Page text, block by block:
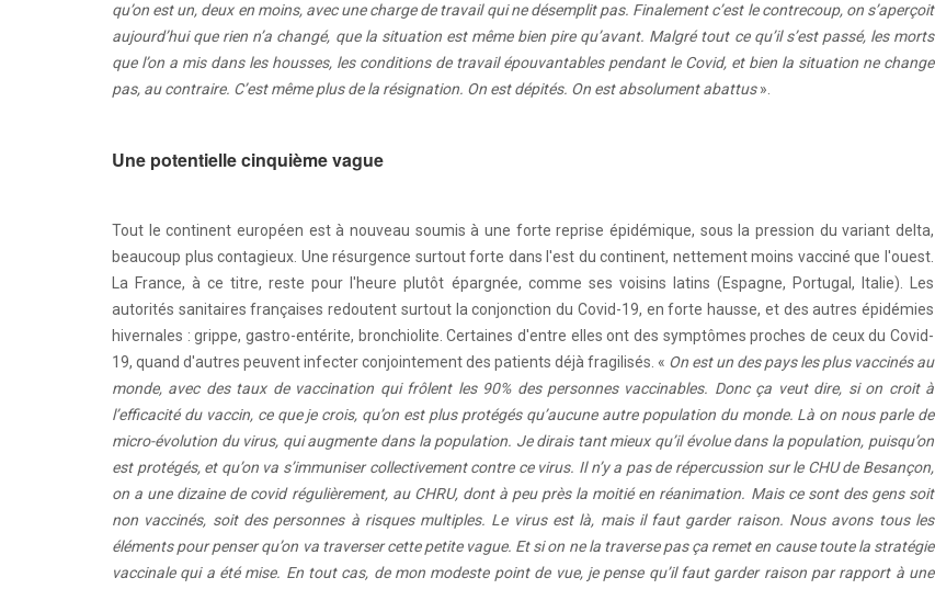
qu’on est un, deux en moins, avec une charge de travail qui ne désemplit pas. Finalement c’est le contrecoup, on s’aperçoit
aujourd’hui que rien n’a changé, que la situation est même bien pire qu’avant. Malgré tout ce qu’il s’est passé, les morts
que l’on a mis dans les housses, les conditions de travail épouvantables pendant le Covid, et bien la situation ne change
pas, au contraire. C’est même plus de la résignation. On est dépités. On est absolument abattus».
Une potentielle cinquième vague
Tout le continent européen est à nouveau soumis à une forte reprise épidémique, sous la pression du variant delta,
beaucoup plus contagieux. Une résurgence surtout forte dans l'est du continent, nettement moins vacciné que l'ouest.
La France, à ce titre, reste pour l'heure plutôt épargnée, comme ses voisins latins (Espagne, Portugal, Italie). Les
autorités sanitaires françaises redoutent surtout la conjonction du Covid-19, en forte hausse, et des autres épidémies
hivernales : grippe, gastro-entérite, bronchiolite. Certaines d'entre elles ont des symptômes proches de ceux du Covid-
19, quand d'autres peuvent infecter conjointement des patients déjà fragilisés. « On est un des pays les plus vaccinés au
monde, avec des taux de vaccination qui frôlent les 90% des personnes vaccinables. Donc ça veut dire, si on croit à
l’efficacité du vaccin, ce que je crois, qu’on est plus protégés qu’aucune autre population du monde. Là on nous parle de
micro-évolution du virus, qui augmente dans la population. Je dirais tant mieux qu’il évolue dans la population, puisqu’on
est protégés, et qu’on va s’immuniser collectivement contre ce virus. Il n’y a pas de répercussion sur le CHU de Besançon,
on a une dizaine de covid régulièrement, au CHRU, dont à peu près la moitié en réanimation. Mais ce sont des gens soit
non vaccinés, soit des personnes à risques multiples. Le virus est là, mais il faut garder raison. Nous avons tous les
éléments pour penser qu’on va traverser cette petite vague. Et si on ne la traverse pas ça remet en cause toute la stratégie
vaccinale qui a été mise. En tout cas, de mon modeste point de vue, je pense qu’il faut garder raison par rapport à une